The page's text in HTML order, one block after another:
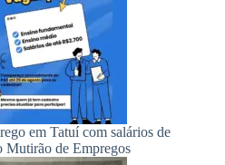
em Tatuí com salários de
Mutirão de Empregos